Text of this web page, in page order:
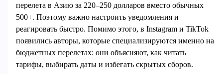
перелета в Азию за 220–250 долларов вместо обычных
500+. Поэтому важно настроить уведомления и
реагировать быстро. Помимо этого, в Instagram и TikTok
появились авторы, которые специализируются именно на
бюджетных перелетах: они объясняют, как читать
тарифы, выбирать даты и избегать скрытых сборов.